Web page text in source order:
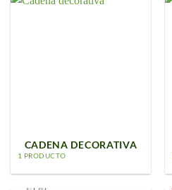
CADENA DECORATIVA
1 PRODUCTO